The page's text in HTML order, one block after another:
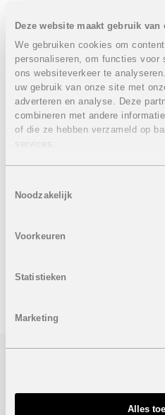
Deze website maakt gebruik van
We gebruiken cookies om
personaliseren, om functies voor
ons websiteverkeer te
uw gebruik van onze site met
adverteren en analyse. Deze
combineren met andere
of die ze hebben verzameld op
services.
Noodzakelijk
Voorkeuren
Statistieken
Marketing
Alles
Luxe afgewerkte villa's
Villa met golf-en zeezicht
tweede lijn aan de golf
3 Slaapkamers
2 Badkamers
Apart toilet
Bebouwde oppervlakte: 150
De tekeningen zijn van de te
De foto's zijn van een type
Wenst u meer informatie over